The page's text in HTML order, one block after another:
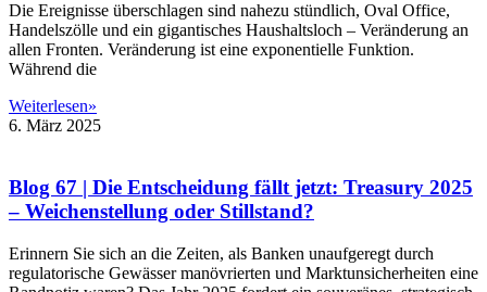
Die Ereignisse überschlagen sind nahezu stündlich, Oval Office,
Handelszölle und ein gigantisches Haushaltsloch – Veränderung an
allen Fronten. Veränderung ist eine exponentielle Funktion.
Während die
Weiterlesen»
6. März 2025
Blog 67 | Die Entscheidung fällt jetzt: Treasury 2025
– Weichenstellung oder Stillstand?
Erinnern Sie sich an die Zeiten, als Banken unaufgeregt durch
regulatorische Gewässer manövrierten und Marktunsicherheiten eine